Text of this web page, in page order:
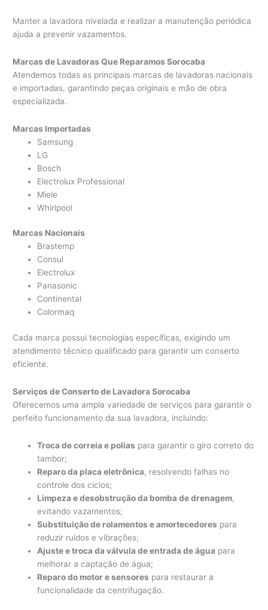
Manter a lavadora nivelada e realizar a manutenção periódica
ajuda a prevenir vazamentos.
Marcas de Lavadoras Que Reparamos Sorocaba
Atendemos todas as principais marcas de lavadoras nacionais
e importadas, garantindo peças originais e mão de obra
especializada.
Marcas Importadas
Samsung
LG
Bosch
Electrolux Professional
Miele
Whirlpool
Marcas Nacionais
Brastemp
Consul
Electrolux
Panasonic
Continental
Colormaq
Cada marca possui tecnologias específicas, exigindo um
atendimento técnico qualificado para garantir um conserto
eficiente.
Serviços de Conserto de Lavadora Sorocaba
Oferecemos uma ampla variedade de serviços para garantir o
perfeito funcionamento da sua lavadora, incluindo:
Troca de correia e polias para garantir o giro correto do
tambor;
Reparo da placa eletrônica, resolvendo falhas no
controle dos ciclos;
Limpeza e desobstrução da bomba de drenagem,
evitando vazamentos;
Substituição de rolamentos e amortecedores para
reduzir ruídos e vibrações;
Ajuste e troca da válvula de entrada de água para
melhorar a captação de água;
Reparo do motor e sensores para restaurar a
funcionalidade da centrifugação.